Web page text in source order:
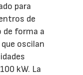
para
de
forma a
oscilan
kW. La